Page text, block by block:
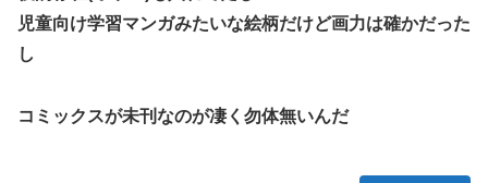
児童向け学習マンガみたいな絵柄だけど画力は確かだった
し
コミックスが未刊なのが凄く勿体無いんだ